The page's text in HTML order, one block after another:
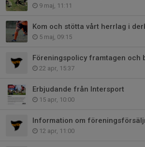
9 maj, 11:11
Kom och stötta vårt herrlag i
5 maj, 09:15
Föreningspolicy framtagen och
22 apr, 15:37
Erbjudande från Intersport
15 apr, 10:00
12 apr, 11:00